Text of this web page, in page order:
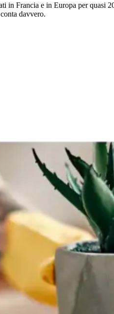
in Francia e in Europa per quasi
davvero.